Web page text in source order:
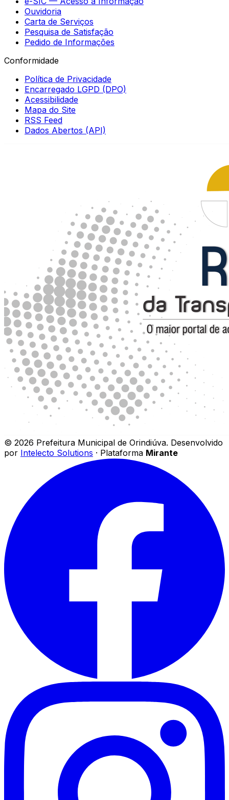
Ouvidoria
Carta de Serviços
Pesquisa de Satisfação
Pedido de Informações
Conformidade
Política de Privacidade
Encarregado LGPD (DPO)
Acessibilidade
Mapa do Site
RSS Feed
Dados Abertos (API)
© 2026 Prefeitura Municipal de Orindiúva. Desenvolvido
por Intelecto Solutions · Plataforma Mirante